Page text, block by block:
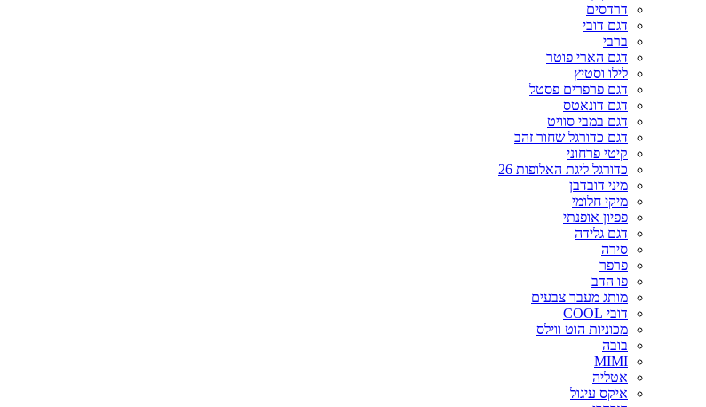
דרדסים
דגם דובי
ברבי
דגם הארי פוטר
לילו וסטיץ
דגם פרפרים פסטל
דגם דונאטס
דגם במבי סוויט
דגם כדורגל שחור זהב
קיטי פרחוני
כדורגל ליגת האלופות 26
מיני דובדבן
מיקי חלומי
פפיון אופנתי
דגם גלידה
סירה
פרפר
פו הדב
מותג מעבר צבעים
דובי COOL
מכוניות הוט ווילס
בובה
MIMI
אטליה
איקס עיגול